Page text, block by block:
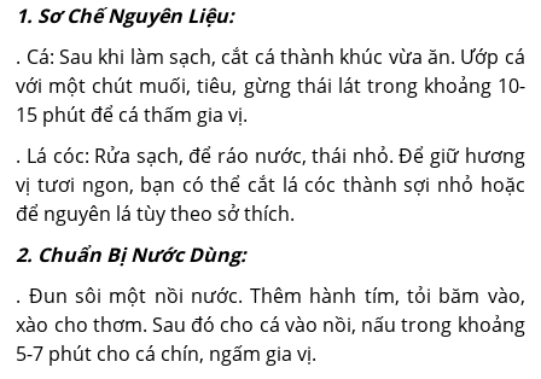
1. Sơ Chế Nguyên Liệu:
. Cá: Sau khi làm sạch, cắt cá thành khúc vừa ăn. Ướp cá
với một chút muối, tiêu, gừng thái lát trong khoảng 10-
15 phút để cá thấm gia vị.
. Lá cóc: Rửa sạch, để ráo nước, thái nhỏ. Để giữ hương
vị tươi ngon, bạn có thể cắt lá cóc thành sợi nhỏ hoặc
để nguyên lá tùy theo sở thích.
2. Chuẩn Bị Nước Dùng:
. Đun sôi một nồi nước. Thêm hành tím, tỏi băm vào,
xào cho thơm. Sau đó cho cá vào nồi, nấu trong khoảng
5-7 phút cho cá chín, ngấm gia vị.